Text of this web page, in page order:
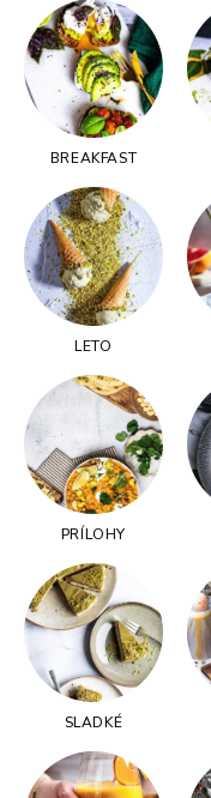
BREAKFAST
LETO
PRÍLOHY
SLADKÉ